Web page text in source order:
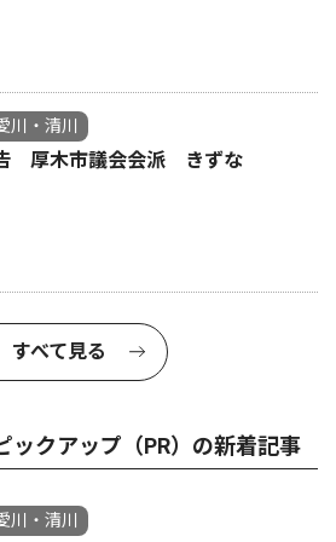
川・清川
厚木市議会会派 きずな
すべて見る
ックアップ（PR）の新着記事
川・清川